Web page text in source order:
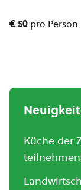
€ 50 pro Person
Küche der